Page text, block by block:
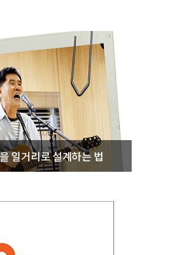
일거리로 설계하는 법